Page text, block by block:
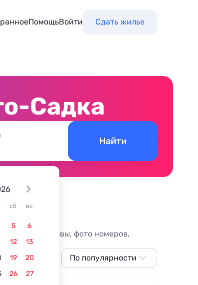
ПомощьВойти Сдать жилье
Садка
сб вс
5
6
12
13
19
20
26
27
Найти
руб, отзывы, фото номеров,
По популярности